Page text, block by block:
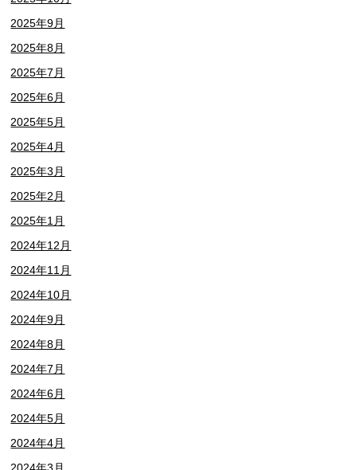
2025年9月
2025年8月
2025年7月
2025年6月
2025年5月
2025年4月
2025年3月
2025年2月
2025年1月
2024年12月
2024年11月
2024年10月
2024年9月
2024年8月
2024年7月
2024年6月
2024年5月
2024年4月
2024年3月